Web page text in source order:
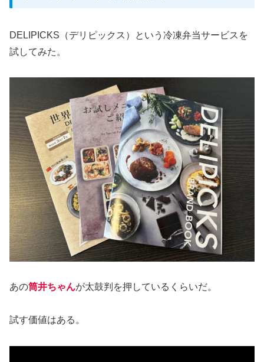
DELIPICKS（デリピックス）という冷凍弁当サービスを
試してみた。
あの筒井ちゃんが太鼓判を押しているくらいだ。
試す価値はある。